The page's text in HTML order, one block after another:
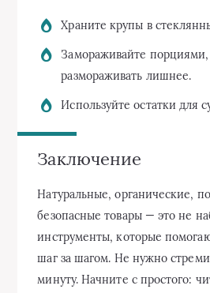
Храните крупы в
Замораживайте
размораживать лишнее.
Используйте остатки для
Заключение
Натуральные, органические,
безопасные товары — это не
инструменты, которые
шаг за шагом. Не нужно
минуту. Начните с простого: